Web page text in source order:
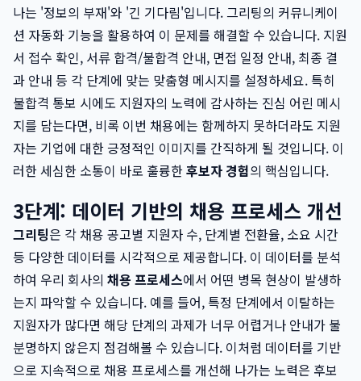
나는 '정보의 부재'와 '긴 기다림'입니다. 그리팅의 커뮤니케이
션 자동화 기능을 활용하여 이 문제를 해결할 수 있습니다. 지원
서 접수 확인, 서류 합격/불합격 안내, 면접 일정 안내, 최종 결
과 안내 등 각 단계에 맞는 맞춤형 메시지를 설정하세요. 특히
불합격 통보 시에도 지원자의 노력에 감사하는 진심 어린 메시
지를 담는다면, 비록 이번 채용에는 함께하지 못하더라도 지원
자는 기업에 대한 긍정적인 이미지를 간직하게 될 것입니다. 이
러한 세심한 소통이 바로 훌륭한후보자 경험의 핵심입니다.
3단계: 데이터 기반의 채용 프로세스 개선
그리팅은 각 채용 공고별 지원자 수, 단계별 전환율, 소요 시간
등 다양한 데이터를 시각적으로 제공합니다. 이 데이터를 분석
하여 우리 회사의 채용 프로세스에서 어떤 병목 현상이 발생하
는지 파악할 수 있습니다. 예를 들어, 특정 단계에서 이탈하는
지원자가 많다면 해당 단계의 과제가 너무 어렵거나 안내가 불
분명하지 않은지 점검해볼 수 있습니다. 이처럼 데이터를 기반
으로 지속적으로 채용 프로세스를 개선해 나가는 노력은 후보